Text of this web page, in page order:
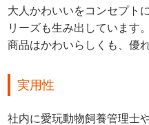
大人かわいいをコンセプト
リーズも生み出しています
商品はかわいらしくも、優
実用性
社内に愛玩動物飼養管理士